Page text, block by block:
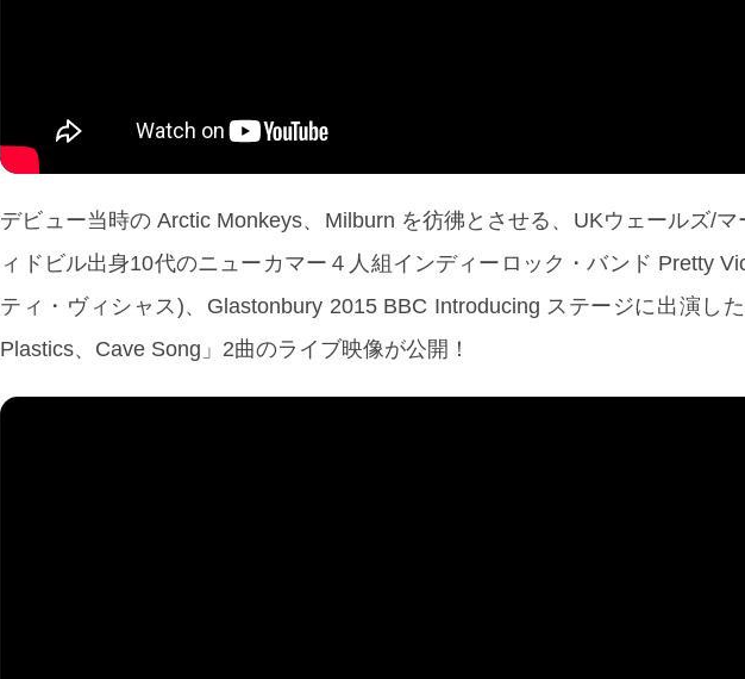
デビュー当時の Arctic Monkeys、Milburn を彷彿とさせる、UKウェールズ/マ
ィドビル出身10代のニューカマー４人組インディーロック・バンド Pretty
ティ・ヴィシャス)、Glastonbury 2015 BBC Introducing ステージに出演し
Plastics、Cave Song」2曲のライブ映像が公開！